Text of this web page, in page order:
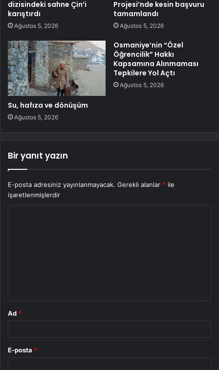
dizisindeki sahne Çin’i
karıştırdı
Ağustos 5, 2026
Projesi’nde kesin başvuru
tamamlandı
Ağustos 5, 2026
Su, hafıza ve dönüşüm
Ağustos 5, 2026
Osmaniye’nin “Özel
Öğrencilik” Hakkı
Kapsamına Alınmaması
Tepkilere Yol Açtı
Ağustos 5, 2026
Bir yanıt yazın
E-posta adresiniz yayınlanmayacak. Gerekli alanlar * ile
işaretlenmişlerdir
Ad *
E-posta *